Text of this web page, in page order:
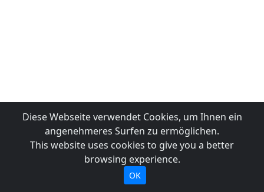
Diese Webseite verwendet Cookies, um Ihnen ein
angenehmeres Surfen zu ermöglichen.
This website uses cookies to give you a better
browsing experience.
OK